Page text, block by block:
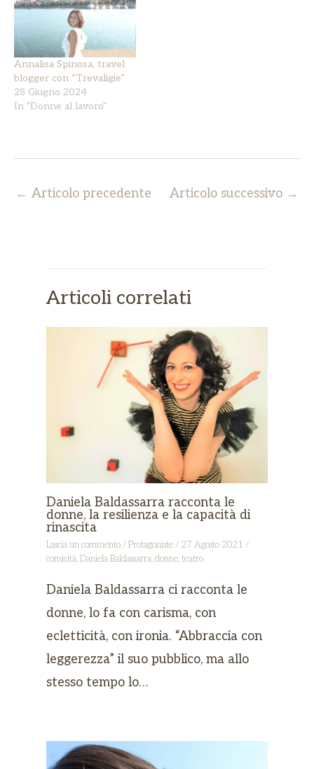
Annalisa Spinosa, travel
blogger con “Trevaligie”
28 Giugno 2024
In "Donne al lavoro"
← Articolo precedente Articolo successivo →
Articoli correlati
Daniela Baldassarra racconta le
donne, la resilienza e la capacità di
rinascita
Lascia un commento /Protagoniste/ 27 Agosto 2021 /
comicità,Daniela Baldassarra,donne,teatro
Daniela Baldassarra ci racconta le
donne, lo fa con carisma, con
ecletticità, con ironia. “Abbraccia con
leggerezza” il suo pubblico, ma allo
stesso tempo lo…